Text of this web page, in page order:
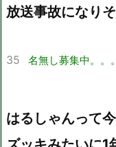
放送事故になり
35 名無し募集中。。。
はるしゃんって